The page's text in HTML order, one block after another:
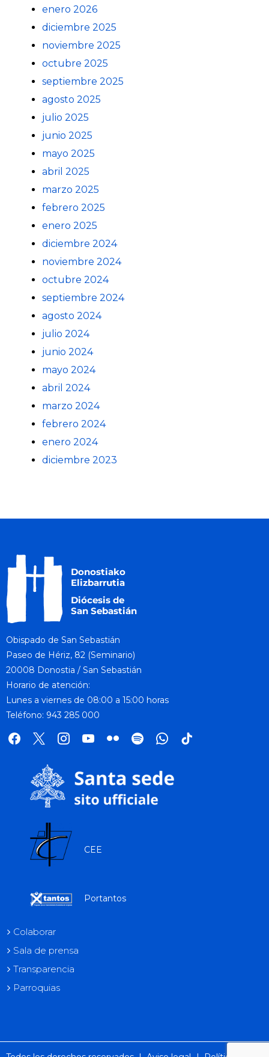
enero 2026
diciembre 2025
noviembre 2025
octubre 2025
septiembre 2025
agosto 2025
julio 2025
junio 2025
mayo 2025
abril 2025
marzo 2025
febrero 2025
enero 2025
diciembre 2024
noviembre 2024
octubre 2024
septiembre 2024
agosto 2024
julio 2024
junio 2024
mayo 2024
abril 2024
marzo 2024
febrero 2024
enero 2024
diciembre 2023
Obispado de San Sebastián
Paseo de Hériz, 82 (Seminario)
20008 Donostia / San Sebastián
Horario de atención:
Lunes a viernes de 08:00 a 15:00 horas
Teléfono: 943 285 000
facebook
x instagramyoutube
flickr spotifywhatsapp
tik
CEE
Portantos
Colaborar
Sala de prensa
Transparencia
Parroquias